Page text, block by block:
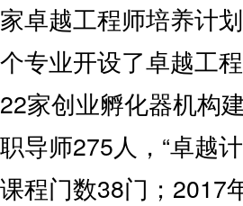
家卓越工程师培养计
个专业开设了卓越工
22家创业孵化器机构
职导师275人，“卓越
课程门数38门；2017